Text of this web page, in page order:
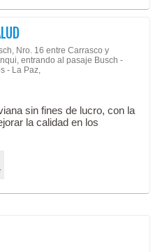
Nro. 16 entre Carrasco y
entrando al pasaje Busch -
- La Paz,
sin fines de lucro, con la
la calidad en los